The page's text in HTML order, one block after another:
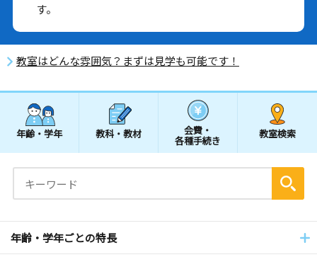
す。
教室はどんな雰囲気？まずは見学も可能です！
年齢・学年 教科・教材 会費・
各種手続き
教室検索
年齢・学年ごとの特長